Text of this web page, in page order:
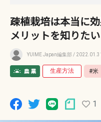
疎植栽培は本当に
メリットを知りたい
YUIME Japan編集部 / 2022.01.31
生産方法 #米
1